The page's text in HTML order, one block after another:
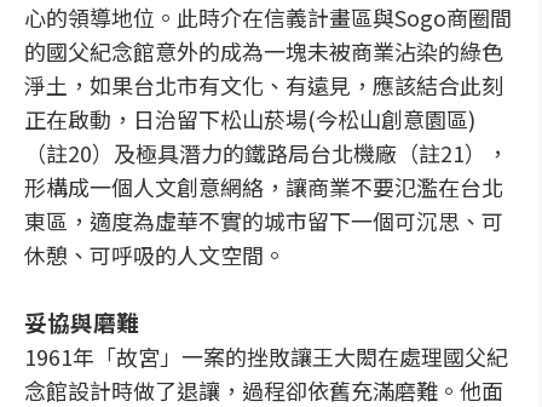
心的領導地位。此時介在信義計畫區與Sogo商圈間
的國父紀念館意外的成為一塊未被商業沾染的綠色
淨土，如果台北市有文化、有遠見，應該結合此刻
正在啟動，日治留下松山菸場(今松山創意園區)
（註20）及極具潛力的鐵路局台北機廠（註21），
形構成一個人文創意網絡，讓商業不要氾濫在台北
東區，適度為虛華不實的城市留下一個可沉思、可
休憩、可呼吸的人文空間。
妥協與磨難
1961年「故宮」一案的挫敗讓王大閎在處理國父紀
念館設計時做了退讓，過程卻依舊充滿磨難。他面